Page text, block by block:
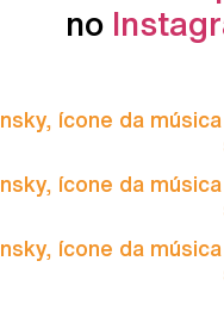
no
ícone da
ícone da
ícone da